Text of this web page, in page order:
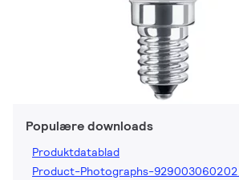
Populære downloads
Produktdatablad
Product-Photographs-